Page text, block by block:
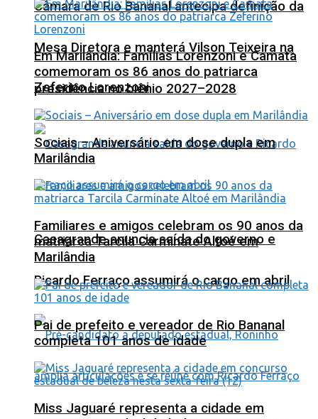
Câmara de Rio Bananal antecipa definição da
Mesa Diretora e manterá Vilson Teixeira na
presidência no biênio 2027–2028
Casagrande anuncia saída do governo e
Ricardo Ferraço assumirá o cargo em abril
Em Marilândia: Famílias Lorenzoni e Camata
comemoram os 86 anos do patriarca
Zeferino Lorenzoni
Sociais – Aniversário em dose dupla em
Marilândia
Familiares e amigos celebram os 90 anos da
matriarca Tarcila Carminate Altoé em
Marilândia
Pai de prefeito e vereador de Rio Bananal
completa 101 anos de idade
Miss Jaguaré representa a cidade em